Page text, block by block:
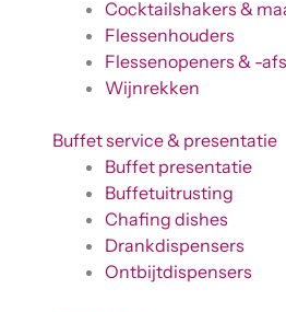
Cocktailshakers &
Flessenhouders
Flessenopeners & -
Wijnrekken
Buffet service & presentatie
Buffet presentatie
Buffetuitrusting
Chafing dishes
Drankdispensers
Ontbijtdispensers